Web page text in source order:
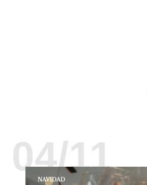
04/11
NAVIDAD